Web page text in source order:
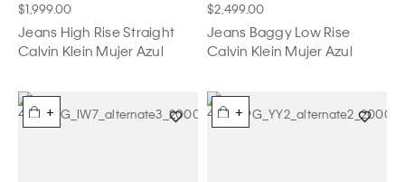
$1,999.00
Jeans High Rise Straight
Calvin Klein Mujer Azul
$2,499.00
Jeans Baggy Low Rise
Calvin Klein Mujer Azul
+ +